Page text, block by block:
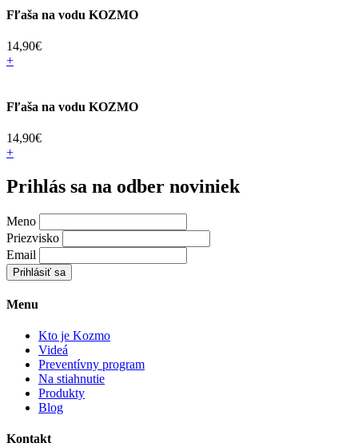
Fľaša na vodu KOZMO
14,90€
+
Fľaša na vodu KOZMO
14,90€
+
Prihlás sa na odber noviniek
Meno
Priezvisko
Email
Prihlásiť sa
Menu
Kto je Kozmo
Videá
Preventívny program
Na stiahnutie
Produkty
Blog
Kontakt